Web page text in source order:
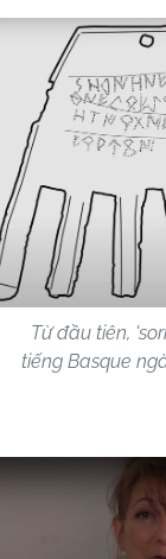
Từ đầu tiên,
tiếng Basque